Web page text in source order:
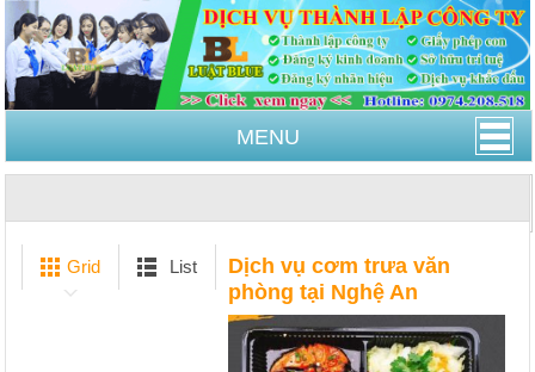
MENU
Grid List
Dịch vụ cơm trưa văn
phòng tại Nghệ An